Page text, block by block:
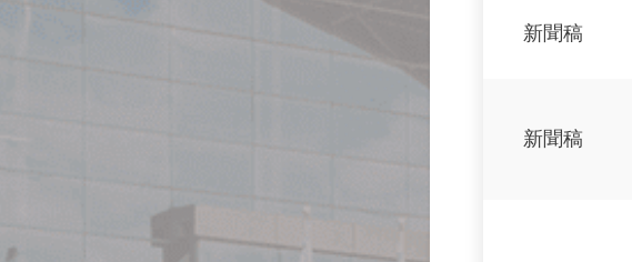
新聞稿
新聞稿